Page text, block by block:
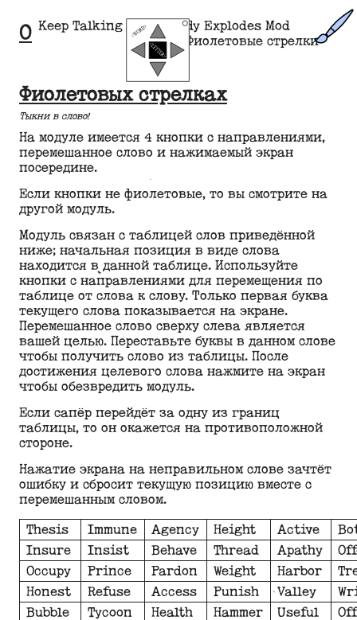
Keep Talking and Nobody Explodes Mod
Фиолетовые стрелки
О
Фиолетовых стрелках
Тыкни в слово!
На модуле имеется 4 кнопки с направлениями,
перемешанное слово и нажимаемый экран
посередине.
Если кнопки не фиолетовые, то вы смотрите на
другой модуль.
Модуль связан с таблицей слов приведённой
ниже; начальная позиция в виде слова
находится в данной таблице. Используйте
кнопки с направлениями для перемещения по
таблице от слова к слову. Только первая буква
текущего слова показывается на экране.
Перемешанное слово сверху слева является
вашей целью. Переставьте буквы в данном слове
чтобы получить слово из таблицы. После
достижения целевого слова нажмите на экран
чтобы обезвредить модуль.
Если сапёр перейдёт за одну из границ
таблицы, то он окажется на противоположной
стороне.
Нажатие экрана на неправильном слове зачтёт
ошибку и сбросит текущую позицию вместе с
перемешанным словом.
Thesis Immune Agency Height Active
Insure
Insist Behave Thread Apathy
Occupy
Prince Pardon Weight Harbor
Honest
Refuse Access Punish Valley
Bubble
Tycoon Health Hammer Useful